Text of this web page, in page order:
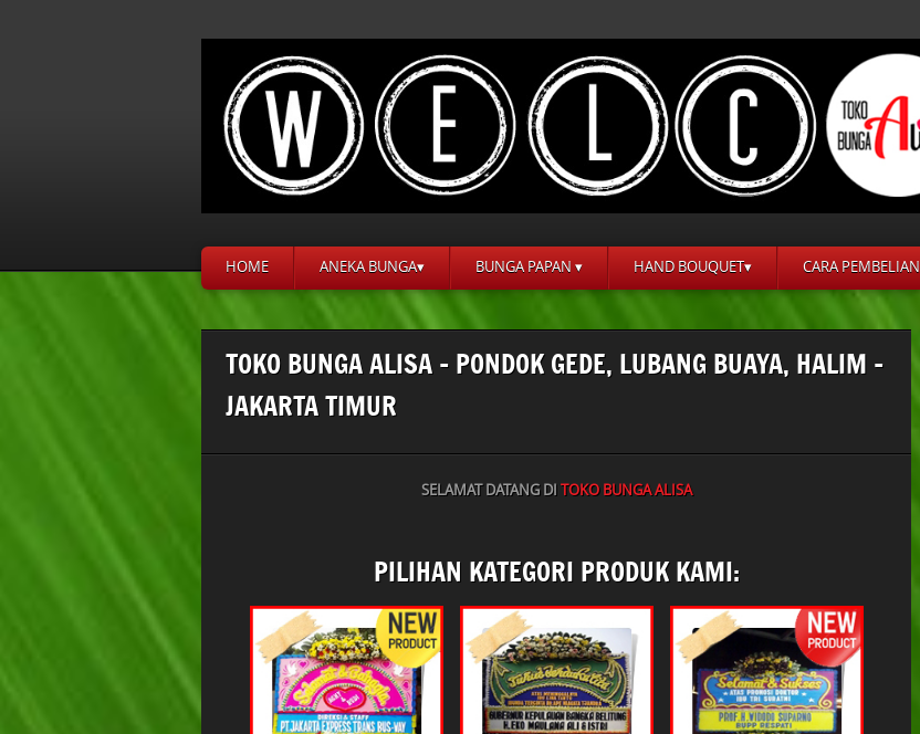
HOME ANEKA BUNGA▾ BUNGA PAPAN ▾ HAND BOUQUET▾ CARA PEMBELIAN
TOKO BUNGA ALISA – PONDOK GEDE, LUBANG BUAYA, HALIM –
JAKARTA TIMUR
SELAMAT DATANG DI TOKO BUNGA ALISA
PILIHAN KATEGORI PRODUK KAMI: